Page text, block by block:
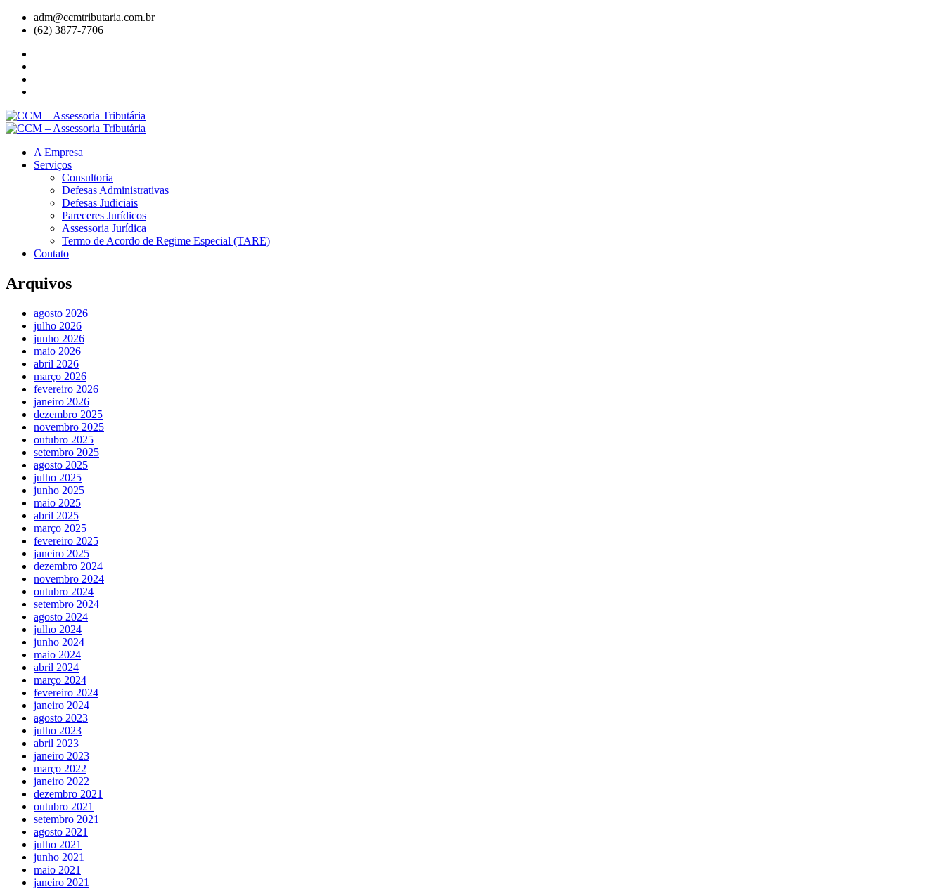
adm@ccmtributaria.com.br
(62) 3877-7706
A Empresa
Serviços
Consultoria
Defesas Administrativas
Defesas Judiciais
Pareceres Jurídicos
Assessoria Jurídica
Termo de Acordo de Regime Especial (TARE)
Contato
Arquivos
agosto 2026
julho 2026
junho 2026
maio 2026
abril 2026
março 2026
fevereiro 2026
janeiro 2026
dezembro 2025
novembro 2025
outubro 2025
setembro 2025
agosto 2025
julho 2025
junho 2025
maio 2025
abril 2025
março 2025
fevereiro 2025
janeiro 2025
dezembro 2024
novembro 2024
outubro 2024
setembro 2024
agosto 2024
julho 2024
junho 2024
maio 2024
abril 2024
março 2024
fevereiro 2024
janeiro 2024
agosto 2023
julho 2023
abril 2023
janeiro 2023
março 2022
janeiro 2022
dezembro 2021
outubro 2021
setembro 2021
agosto 2021
julho 2021
junho 2021
maio 2021
janeiro 2021